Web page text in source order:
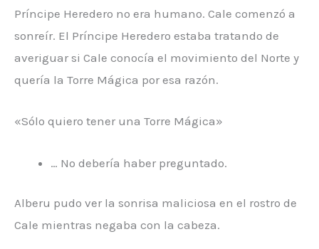
Príncipe Heredero no era humano. Cale comenzó a
sonreír. El Príncipe Heredero estaba tratando de
averiguar si Cale conocía el movimiento del Norte y
quería la Torre Mágica por esa razón.
«Sólo quiero tener una Torre Mágica»
… No debería haber preguntado.
Alberu pudo ver la sonrisa maliciosa en el rostro de
Cale mientras negaba con la cabeza.